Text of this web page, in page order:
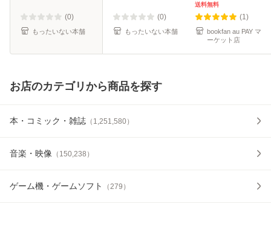
(0)
もったいない本舗
(0)
もったいない本舗
送料無料
(1)
bookfan au PAY マ
ーケット店
お店のカテゴリから商品を探す
本・コミック・雑誌 （ 1,251,580）
音楽・映像 （ 150,238 ）
ゲーム機・ゲームソフト （279 ）